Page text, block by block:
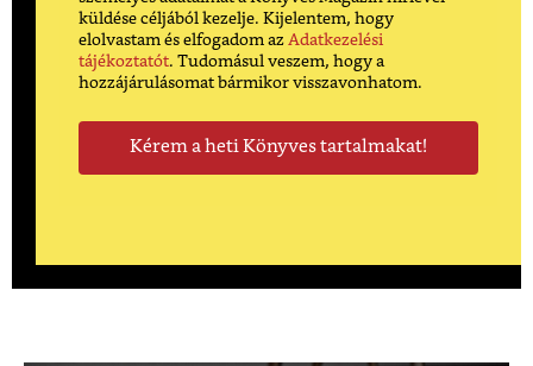
küldése céljából kezelje. Kijelentem, hogy
elolvastam és elfogadom az Adatkezelési
tájékoztatót. Tudomásul veszem, hogy a
hozzájárulásomat bármikor visszavonhatom.